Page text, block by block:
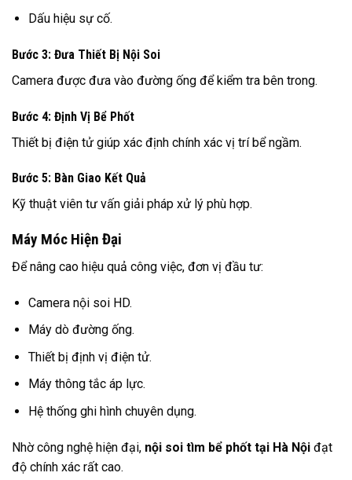
Dấu hiệu sự cố.
Bước 3: Đưa Thiết Bị Nội Soi
Camera được đưa vào đường ống để kiểm tra bên trong.
Bước 4: Định Vị Bể Phốt
Thiết bị điện tử giúp xác định chính xác vị trí bể ngầm.
Bước 5: Bàn Giao Kết Quả
Kỹ thuật viên tư vấn giải pháp xử lý phù hợp.
Máy Móc Hiện Đại
Để nâng cao hiệu quả công việc, đơn vị đầu tư:
Camera nội soi HD.
Máy dò đường ống.
Thiết bị định vị điện tử.
Máy thông tắc áp lực.
Hệ thống ghi hình chuyên dụng.
Nhờ công nghệ hiện đại, nội soi tìm bể phốt tại Hà Nội đạt
độ chính xác rất cao.